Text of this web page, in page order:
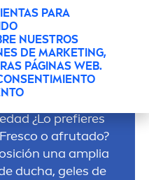
PARA
NUESTROS
DE MARKETING,
PÁGINAS WEB.
GEL DE
® PARA TI
bien, aromas
¿Lo prefieres
o afrutado?
una amplia
ducha, geles de